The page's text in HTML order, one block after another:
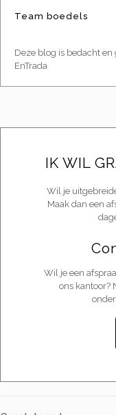
Team boedels
Deze blog is bedacht
EnTrada
IK WIL
Wil je
Maak dan een
Wil je een
ons kantoor?